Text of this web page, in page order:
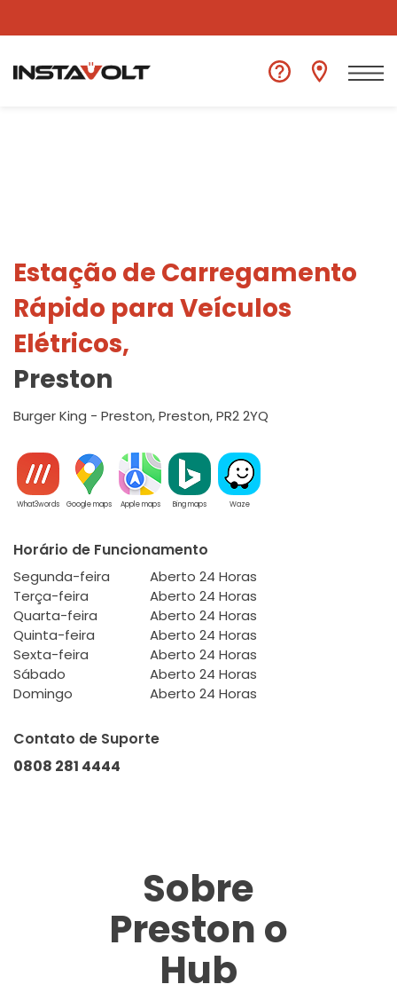
Ver outra localização
Estação de Carregamento
Rápido para Veículos
Elétricos,
Preston
Burger King - Preston, Preston, PR2 2YQ
What3words Google maps Apple maps Bing maps Waze
Horário de Funcionamento
Segunda-feira
Aberto 24 Horas
Terça-feira
Aberto 24 Horas
Quarta-feira
Aberto 24 Horas
Quinta-feira
Aberto 24 Horas
Sexta-feira
Aberto 24 Horas
Sábado
Aberto 24 Horas
Domingo
Aberto 24 Horas
Contato de Suporte
0808 281 4444
Sobre
Preston o
Hub